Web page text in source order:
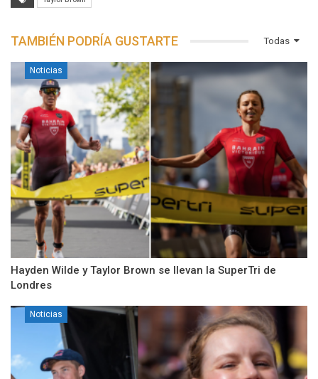
Todas
TAMBIÉN PODRÍA GUSTARTE
Noticias
Hayden Wilde y Taylor Brown se llevan la SuperTri de
Londres
Noticias